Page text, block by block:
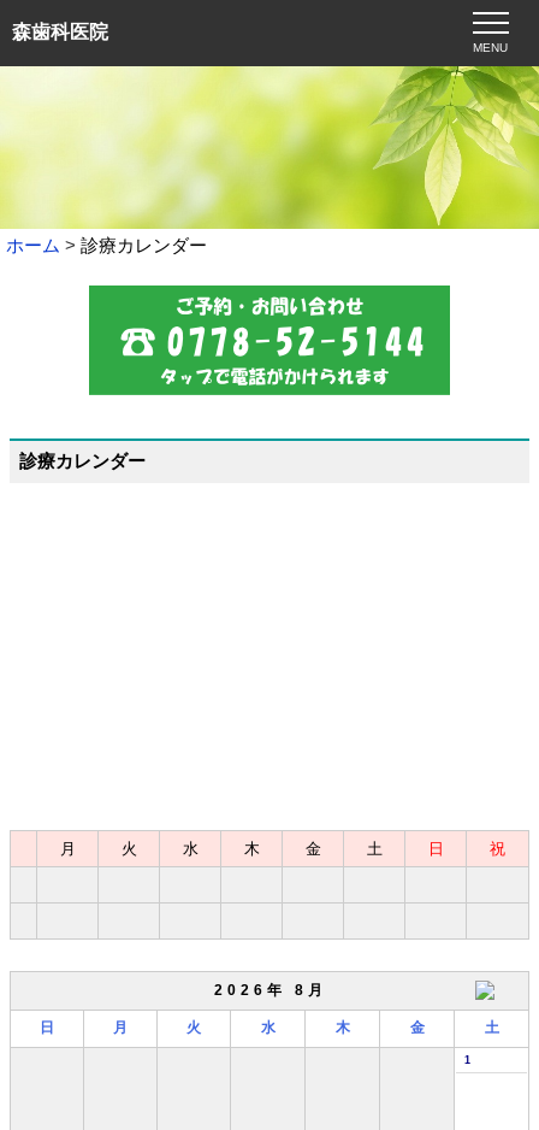
森歯科医院
MENU
ホーム 診療カレンダー
診療カレンダー
月 火 水 木 金 土 日 祝
2026年 8月
日 月 火 水 木 金 土
1